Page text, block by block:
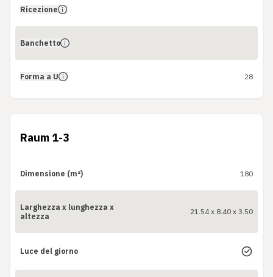
Ricezione
Banchetto
Forma a U 28
Raum 1-3
Dimensione (m²) 180
Larghezza x lunghezza x
altezza
21.54 x 8.40 x 3.50
Luce del giorno